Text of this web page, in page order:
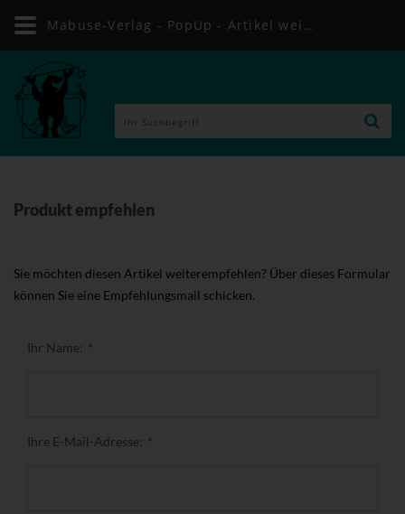
Produkt empfehlen
Sie möchten diesen Artikel weiterempfehlen? Über dieses Formular
können Sie eine Empfehlungsmail schicken.
Ihr Name:
Ihre E-Mail-Adresse:
Mabuse-Verlag - PopUp - Artikel weiterempfehlen